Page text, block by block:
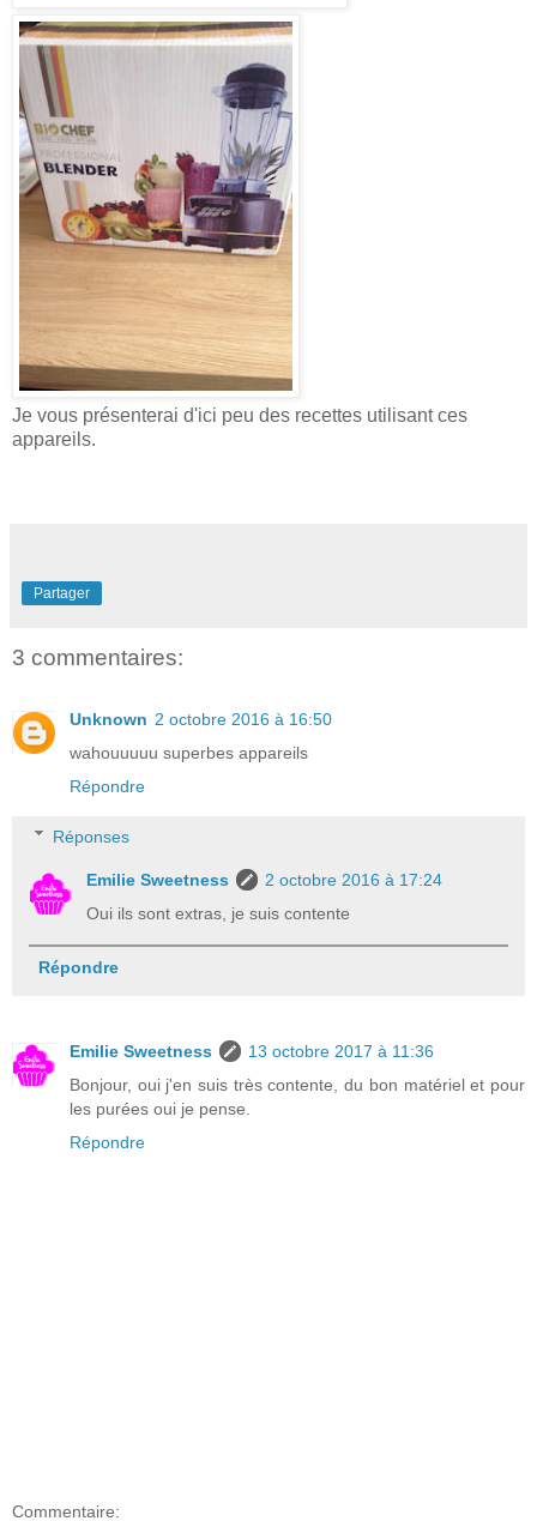
Je vous présenterai d'ici peu des recettes utilisant ces
appareils.
Partager
3 commentaires:
Unknown 2 octobre 2016 à 16:50
wahouuuuu superbes appareils
Répondre
Réponses
Emilie Sweetness
2 octobre 2016 à 17:24
Oui ils sont extras, je suis contente
Répondre
Emilie Sweetness
13 octobre 2017 à 11:36
Bonjour, oui j'en suis très contente, du bon matériel et pour
les purées oui je pense.
Répondre
Commentaire: